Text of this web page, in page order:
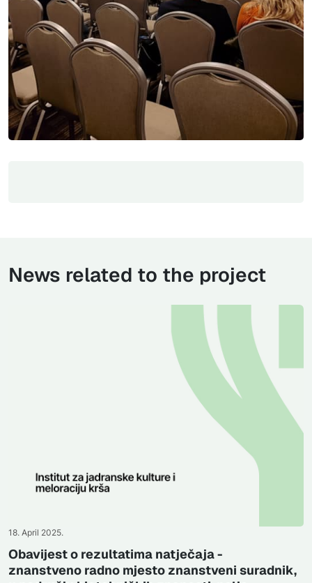
News related to the project
18. April 2025.
Obavijest o rezultatima natječaja -
znanstveno radno mjesto znanstveni suradnik,